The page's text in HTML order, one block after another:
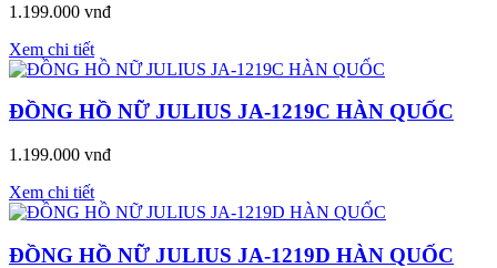
1.199.000 vnđ
Xem chi tiết
ĐỒNG HỒ NỮ JULIUS JA-1219C HÀN QUỐC
1.199.000 vnđ
Xem chi tiết
ĐỒNG HỒ NỮ JULIUS JA-1219D HÀN QUỐC